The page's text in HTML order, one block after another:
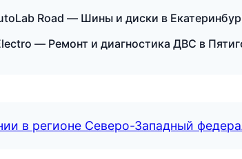
Road — Шины и диски в
— Ремонт и диагностика ДВС в
в регионе Северо-Западный